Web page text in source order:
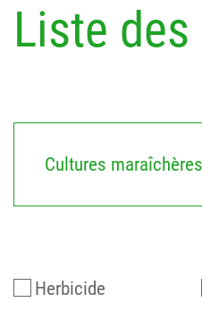
Liste
Cultures maraîchères
Herbicide